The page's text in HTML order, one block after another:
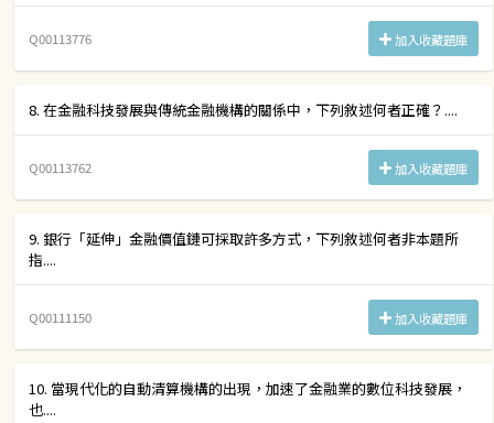
Q00113776 加入收藏題庫
8. 在金融科技發展與傳統金融機構的關係中，下列敘述何者正確？....
Q00113762 加入收藏題庫
9. 銀行「延伸」金融價值鏈可採取許多方式，下列敘述何者非本題所
指....
Q00111150 加入收藏題庫
10. 當現代化的自動清算機構的出現，加速了金融業的數位科技發展，
也....